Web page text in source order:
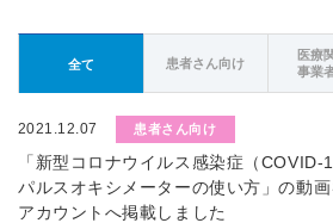
全て 患者さん向け
医療
事業
2021.12.07 患者さん向け
「新型コロナウイルス感染症（
パルスオキシメーターの使い方」の動
アカウントへ掲載しました